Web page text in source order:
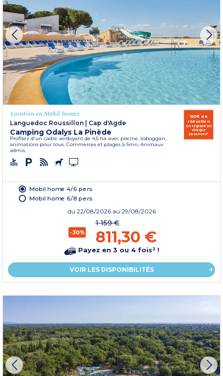
Location en Mobil homes
Languedoc Roussillon | Cap d'Agde
Camping Odalys La Pinède
Profitez d'un cadre verdoyant de 4,5 ha avec piscine, toboggan,
animations pour tous. Commerces et plages à 5mn. Animaux
admis.
150€ de
réduction
en réglant en
chèque
vacances*
Mobil home 4/6 pers.
Mobil home 6/8 pers.
du 22/08/2026 au 29/08/2026
-30%
1 159 €
811,30 €
Payez en 3 ou 4 fois² !
VOIR LES DISPONIBILITÉS